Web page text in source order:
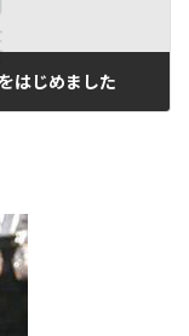
はじめました